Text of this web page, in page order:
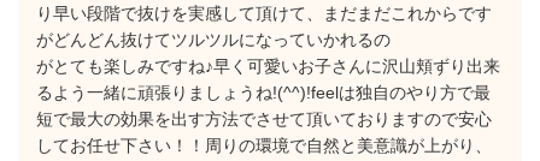
り早い段階で抜けを実感して頂けて、まだまだこれからです
がどんどん抜けてツルツルになっていかれるの
がとても楽しみですね♪早く可愛いお子さんに沢山頬ずり出来
るよう一緒に頑張りましょうね!(^^)!feelは独自のやり方で最
短で最大の効果を出す方法でさせて頂いておりますので安心
してお任せ下さい！！周りの環境で自然と美意識が上がり、